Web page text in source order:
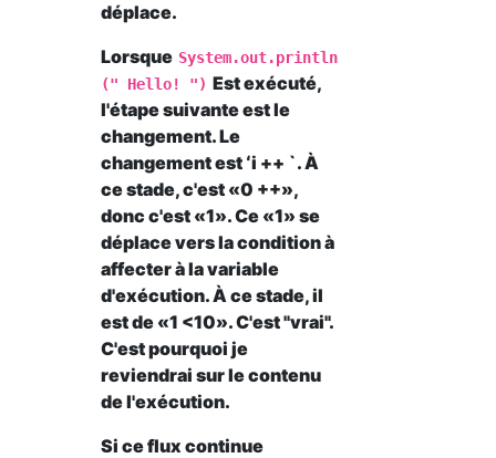
déplace.
Lorsque System.out.println
(" Hello! ") Est exécuté,
l'étape suivante est le
changement. Le
changement est ʻi ++ `. À
ce stade, c'est «0 ++»,
donc c'est «1». Ce «1» se
déplace vers la condition à
affecter à la variable
d'exécution. À ce stade, il
est de «1 <10». C'est "vrai".
C'est pourquoi je
reviendrai sur le contenu
de l'exécution.
Si ce flux continue